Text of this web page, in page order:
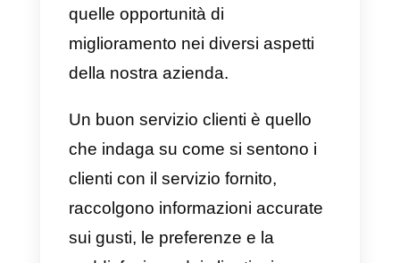
di casi gestiti per agente, in un
periodo di tempo filtrabile. Il
presente grafico è disponibile
se nell’account viene utilizzato il
routing automatico della chat e
quindi se si utilizza Callbell.
8) Tempo medio di